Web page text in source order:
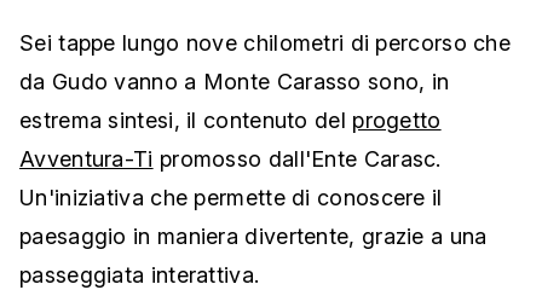
Sei tappe lungo nove chilometri di percorso che
da Gudo vanno a Monte Carasso sono, in
estrema sintesi, il contenuto del progetto
Avventura-Ti promosso dall'Ente Carasc.
Un'iniziativa che permette di conoscere il
paesaggio in maniera divertente, grazie a una
passeggiata interattiva.